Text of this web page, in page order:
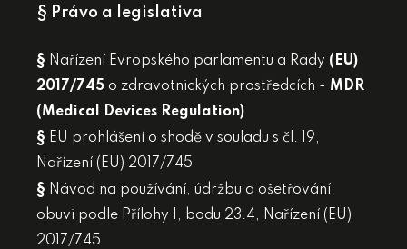
§ Právo a legislativa
§ Nařízení Evropského parlamentu a Rady (EU)
2017/745 o zdravotnických prostředcích - MDR
(Medical Devices Regulation)
§ EU prohlášení o shodě v souladu s čl. 19,
Nařízení (EU) 2017/745
§ Návod na používání, údržbu a ošetřování
obuvi podle Přílohy I, bodu 23.4, Nařízení (EU)
2017/745